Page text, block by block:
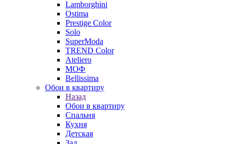
Lamborghini
Ostima
Prestige Color
Solo
SuperModa
TREND Color
Ateliero
МОФ
Bellissima
Обои в квартиру
Назад
Обои в квартиру
Спальня
Кухня
Детская